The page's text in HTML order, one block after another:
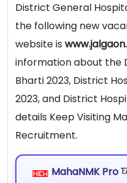
District General
the following new
website is
information about the
Bharti 2023, District
2023, and District
details Keep Visiting
Recruitment.
MahaNMK Pro